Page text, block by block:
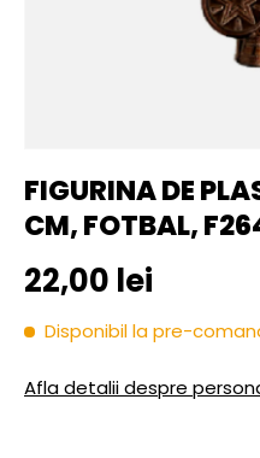
FIGURINA DE
CM, FOTBAL,
Pret initial
22,00 lei
Disponibil la pre-
Afla detalii despre